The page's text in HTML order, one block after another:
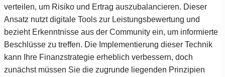
verteilen, um Risiko und Ertrag auszubalancieren. Dieser
Ansatz nutzt digitale Tools zur Leistungsbewertung und
bezieht Erkenntnisse aus der Community ein, um informierte
Beschlüsse zu treffen. Die Implementierung dieser Technik
kann Ihre Finanzstrategie erheblich verbessern, doch
zunächst müssen Sie die zugrunde liegenden Prinzipien